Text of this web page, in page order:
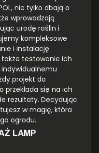
nie tylko dbają o
wprowadzają
urodę roślin i
kompleksowe
i instalację
testowanie ich
projekt do
przekłada się na ich
rezultaty. Decydując
w magię, która
ogrodu.
LAMP